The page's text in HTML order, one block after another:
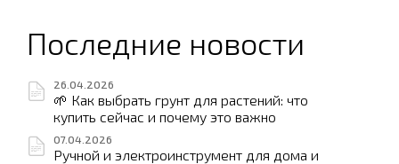
Последние новости
26.04.2026
🌱 Как выбрать грунт для растений: что
купить сейчас и почему это важно
07.04.2026
Ручной и электроинструмент для дома и